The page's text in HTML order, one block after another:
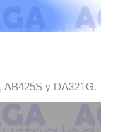
AB425S y DA321G.